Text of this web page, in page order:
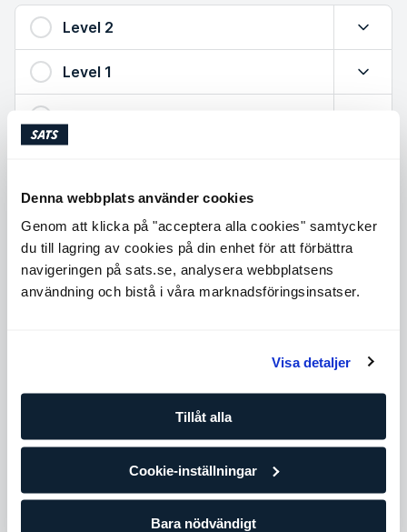
Denna webbplats använder cookies
Genom att klicka på "acceptera alla cookies" samtycker
du till lagring av cookies på din enhet för att förbättra
navigeringen på sats.se, analysera webbplatsens
användning och bistå i våra marknadsföringsinsatser.
Visa detaljer
Tillåt alla
Cookie-inställningar
Bara nödvändigt
Level 2
Level 1
Level 5
De bästa personliga tränarna finns hos SATS
Handplockade utifrån deras erfarenhet, kunskap,
kompetens och feedback från kunder och kollega
10 tillfällen
1 239,90
Förbättra dina framsteg med din egen personliga tränare
hand eller på gruppträningsklasser är det här paketet för
dig.